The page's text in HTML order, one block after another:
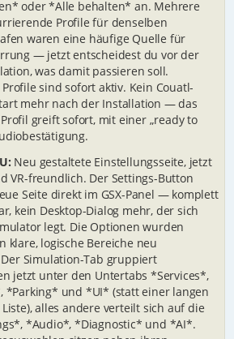
oder *Alle behalten* an. Mehrere
Profile für denselben
waren eine häufige Quelle für
— jetzt entscheidest du vor der
was damit passieren soll.
Profile sind sofort aktiv. Kein Couatl-
mehr nach der Installation — das
greift sofort, mit einer „ready to
Neu gestaltete Einstellungsseite, jetzt
VR-freundlich. Der Settings-Button
Seite direkt im GSX-Panel — komplett
kein Desktop-Dialog mehr, der sich
legt. Die Optionen wurden
klare, logische Bereiche neu
Simulation-Tab gruppiert
jetzt unter den Untertabs *Services*,
*Parking* und *UI* (statt einer langen
alles andere verteilt sich auf die
*Audio*, *Diagnostic* und *AI*.